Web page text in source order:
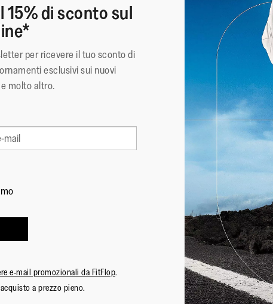
di sconto sul
per ricevere il tuo sconto di
esclusivi sui nuovi
molto altro.
e-mail promozionali da FitFlop.
a prezzo pieno.